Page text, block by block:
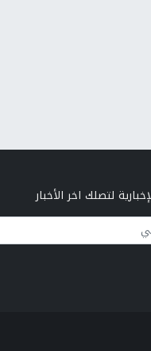
لتصلك اخر الأخبار